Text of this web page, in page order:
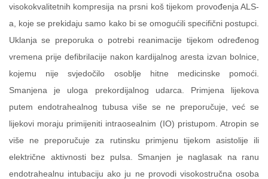
visokokvalitetnih kompresija na prsni koš tijekom provođenja ALS-
a, koje se prekidaju samo kako bi se omogućili specifični postupci.
Uklanja se preporuka o potrebi reanimacije tijekom određenog
vremena prije defibrilacije nakon kardijalnog aresta izvan bolnice,
kojemu nije svjedočilo osoblje hitne medicinske pomoći.
Smanjena je uloga prekordijalnog udarca. Primjena lijekova
putem endotrahealnog tubusa više se ne preporučuje, već se
lijekovi moraju primijeniti intraosealnim (IO) pristupom. Atropin se
više ne preporučuje za rutinsku primjenu tijekom asistolije ili
električne aktivnosti bez pulsa. Smanjen je naglasak na ranu
endotrahealnu intubaciju ako ju ne provodi visokostručna osoba